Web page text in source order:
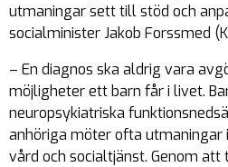
utmaningar sett till stöd och
socialminister Jakob Forssmed
– En diagnos ska aldrig vara
möjligheter ett barn får i livet.
neuropsykiatriska
anhöriga möter ofta utmaningar
vård och socialtjänst. Genom